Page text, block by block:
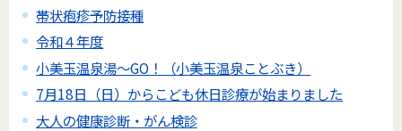
帯状疱疹予防接種
令和４年度
小美玉温泉湯～GO！（小美玉温泉ことぶき）
7月18日（日）からこども休日診療が始まりました
大人の健康診断・がん検診